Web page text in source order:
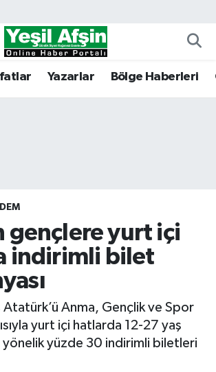
Yazarlar Bölge Haberleri
gençlere yurt içi
indirimli bilet
Atatürk’ü Anma, Gençlik ve Spor
yurt içi hatlarda 12-27 yaş
yönelik yüzde 30 indirimli biletleri
Nöbetçi Eczaneler
Haberleri